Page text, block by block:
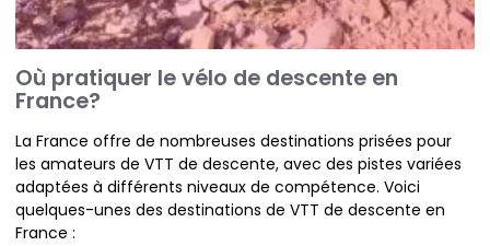
Où pratiquer le vélo de descente en
France?
La France offre de nombreuses destinations prisées pour
les amateurs de VTT de descente, avec des pistes variées
adaptées à différents niveaux de compétence. Voici
quelques-unes des destinations de VTT de descente en
France :